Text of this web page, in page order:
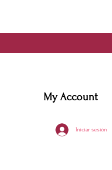
My Account
Iniciar sesión